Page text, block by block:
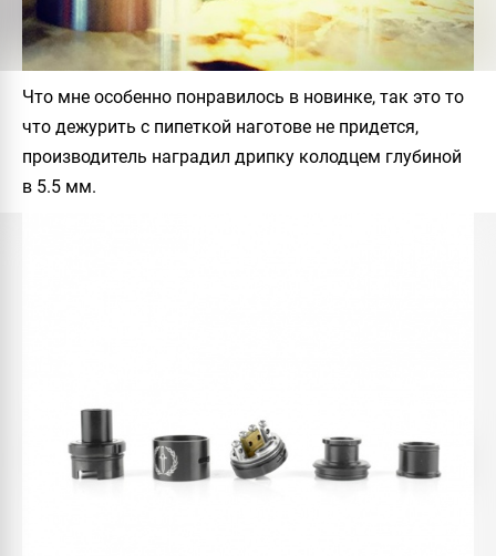
Что мне особенно понравилось в новинке, так это то
что дежурить с пипеткой наготове не придется,
производитель наградил дрипку колодцем глубиной
в 5.5 мм.